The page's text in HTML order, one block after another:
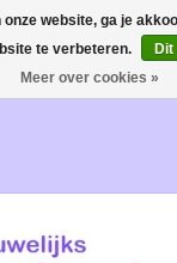
mogelijk, NL
website, ga je
te verbeteren.
Meer over cookies »